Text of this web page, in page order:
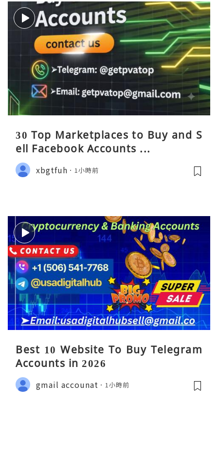
30 Top Marketplaces to Buy and S
ell Facebook Accounts ...
xbgtfuh 1小時前
Best 10 Website To Buy Telegram
Accounts in 2026
gmail accounat 1小時前